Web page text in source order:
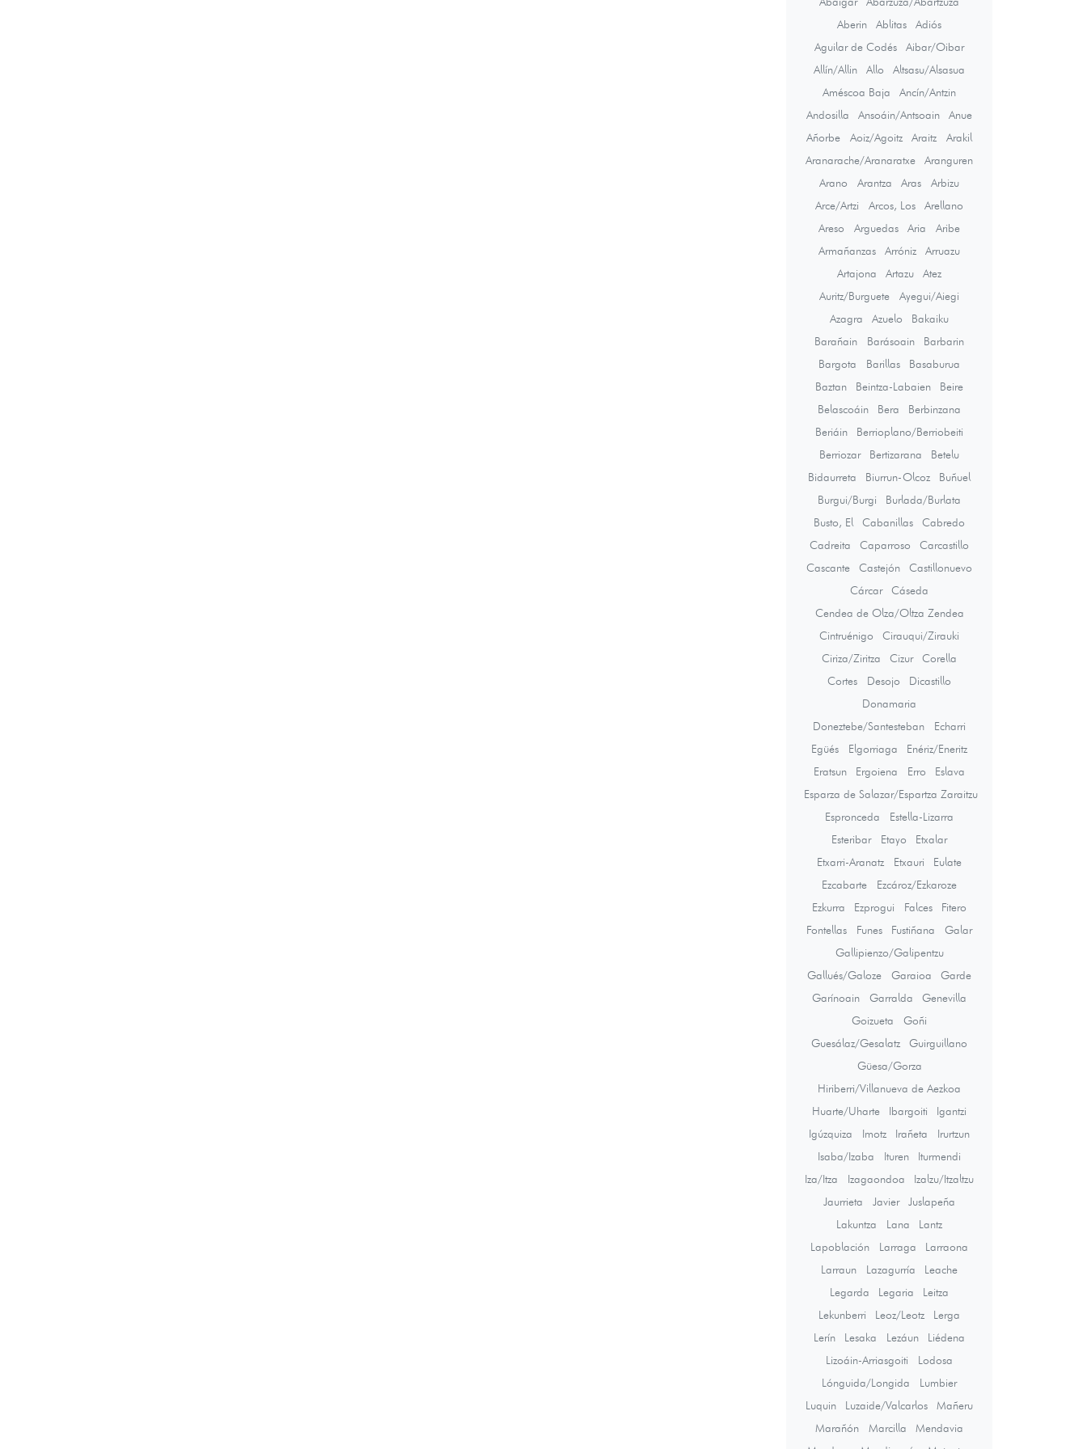
Aberin
Ablitas
Adiós
Aguilar de Codés
Aibar/Oibar
Allín/Allin
Allo
Altsasu/Alsasua
Améscoa Baja
Ancín/Antzin
Andosilla
Ansoáin/Antsoain
Anue
Añorbe
Aoiz/Agoitz Araitz
Arakil
Aranarache/Aranaratxe
Aranguren
Arano
Arantza Aras
Arbizu
Arce/Artzi
Arcos, Los
Arellano
Areso
Arguedas Aria
Aribe
Armañanzas
Arróniz
Arruazu
Artajona
Artazu
Atez
Auritz/Burguete
Ayegui/Aiegi
Azagra
Azuelo
Bakaiku
Barañain
Barásoain
Barbarin
Bargota
Barillas
Basaburua
Baztan
Beintza-Labaien
Beire
Belascoáin
Bera
Berbinzana
Beriáin
Berrioplano/Berriobeiti
Berriozar
Bertizarana
Betelu
Bidaurreta
Biurrun-Olcoz
Buñuel
Burgui/Burgi
Burlada/Burlata
Busto, El
Cabanillas
Cabredo
Cadreita
Caparroso
Carcastillo
Cascante
Castejón
Castillonuevo
Cárcar
Cáseda
Cendea de Olza/Oltza Zendea
Cintruénigo
Cirauqui/Zirauki
Ciriza/Ziritza
Cizur
Corella
Cortes
Desojo
Dicastillo
Donamaria
Doneztebe/Santesteban
Echarri
Egüés
Elgorriaga
Enériz/Eneritz
Eratsun
Ergoiena Erro
Eslava
Esparza de Salazar/Espartza Zaraitzu
Espronceda
Estella-Lizarra
Esteribar
Etayo
Etxalar
Etxarri-Aranatz
Etxauri
Eulate
Ezcabarte
Ezcároz/Ezkaroze
Ezkurra
Ezprogui Falces
Fitero
Fontellas
Funes Fustiñana
Galar
Gallipienzo/Galipentzu
Gallués/Galoze
Garaioa
Garde
Garínoain
Garralda
Genevilla
Goizueta
Goñi
Guesálaz/Gesalatz
Guirguillano
Güesa/Gorza
Hiriberri/Villanueva de Aezkoa
Huarte/Uharte
Ibargoiti
Igantzi
Igúzquiza
Imotz Irañeta
Irurtzun
Isaba/Izaba
Ituren
Iturmendi
Iza/Itza
Izagaondoa
Izalzu/Itzaltzu
Jaurrieta
Javier
Juslapeña
Lakuntza
Lana
Lantz
Lapoblación
Larraga
Larraona
Larraun
Lazagurría
Leache
Legarda
Legaria
Leitza
Lekunberri
Leoz/Leotz
Lerga
Lerín
Lesaka Lezáun
Liédena
Lizoáin-Arriasgoiti
Lodosa
Lónguida/Longida
Lumbier
Luquin
Luzaide/Valcarlos
Mañeru
Marañón
Marcilla
Mendavia